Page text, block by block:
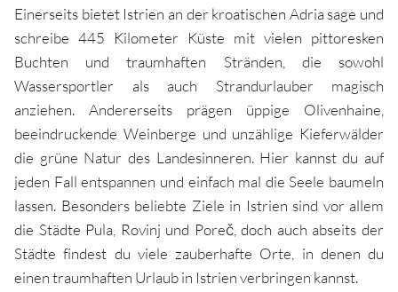
Einerseits bietet Istrien an der kroatischen Adria sage und
schreibe 445 Kilometer Küste mit vielen pittoresken
Buchten und traumhaften Stränden, die sowohl
Wassersportler als auch Strandurlauber magisch
anziehen. Andererseits prägen üppige Olivenhaine,
beeindruckende Weinberge und unzählige Kieferwälder
die grüne Natur des Landesinneren. Hier kannst du auf
jeden Fall entspannen und einfach mal die Seele baumeln
lassen. Besonders beliebte Ziele in Istrien sind vor allem
die Städte Pula, Rovinj und Poreč, doch auch abseits der
Städte findest du viele zauberhafte Orte, in denen du
einen traumhaften Urlaub in Istrien verbringen kannst.